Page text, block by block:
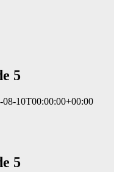
5
08-10T00:00:00+00:00
5